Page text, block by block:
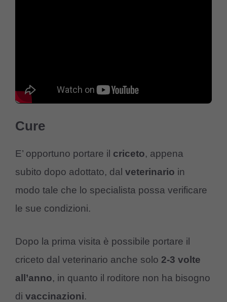
Cure
E’ opportuno portare il criceto, appena
subito dopo adottato, dal veterinario in
modo tale che lo specialista possa verificare
le sue condizioni.
Dopo la prima visita è possibile portare il
criceto dal veterinario anche solo 2-3 volte
all’anno, in quanto il roditore non ha bisogno
di vaccinazioni.